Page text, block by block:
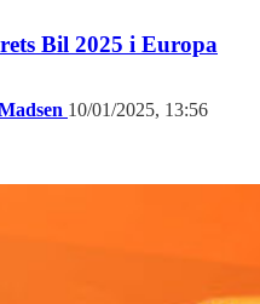
Bil 2025 i Europa
10/01/2025, 13:56